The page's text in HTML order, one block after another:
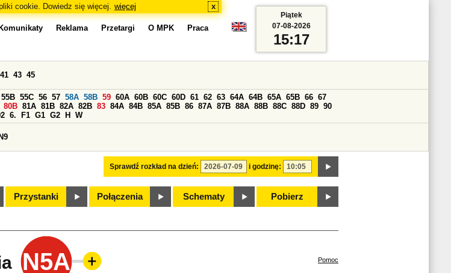
cookie. Dowiedz się więcej. więcej x
Komunikaty Reklama Przetargi O MPK Praca
Sprawdź rozkład na dzień: i godzinę:
41 43 45
55B 55C 56 57 58A 58B 59 60A 60B 60C 60D 61 62 63 64A 64B 65A 65B 66 67
80B 81A 81B 82A 82B 83 84A 84B 85A 85B 86 87A 87B 88A 88B 88C 88D 89 90
6. F1 G1 G2 H W
N9
Przystanki Połączenia Schematy Pobierz
Piątek
07-08-2026
15:17
N5A Pomoc